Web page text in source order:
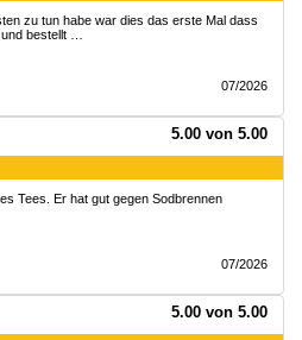
zu tun habe war dies das erste Mal dass
bestellt …
07/2026
5.00 von 5.00
Tees. Er hat gut gegen Sodbrennen
07/2026
5.00 von 5.00